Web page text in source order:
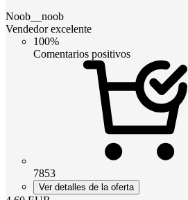
Noob__noob
Vendedor excelente
100%
Comentarios positivos
7853
Ver detalles de la oferta